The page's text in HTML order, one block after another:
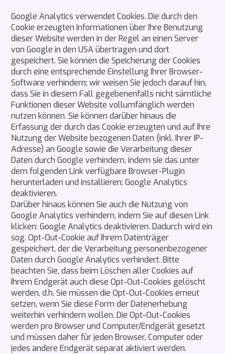
Google Analytics verwendet Cookies. Die durch den
Cookie erzeugten Informationen über Ihre Benutzung
dieser Website werden in der Regel an einen Server
von Google in den USA übertragen und dort
gespeichert. Sie können die Speicherung der Cookies
durch eine entsprechende Einstellung Ihrer Browser-
Software verhindern; wir weisen Sie jedoch darauf hin,
dass Sie in diesem Fall gegebenenfalls nicht sämtliche
Funktionen dieser Website vollumfänglich werden
nutzen können. Sie können darüber hinaus die
Erfassung der durch das Cookie erzeugten und auf Ihre
Nutzung der Website bezogenen Daten (inkl. Ihrer IP-
Adresse) an Google sowie die Verarbeitung dieser
Daten durch Google verhindern, indem sie das unter
dem folgenden Link verfügbare Browser-Plugin
herunterladen und installieren: Google Analytics
deaktivieren.
Darüber hinaus können Sie auch die Nutzung von
Google Analytics verhindern, indem Sie auf diesen Link
klicken: Google Analytics deaktivieren. Dadurch wird ein
sog. Opt-Out-Cookie auf Ihrem Datenträger
gespeichert, der die Verarbeitung personenbezogener
Daten durch Google Analytics verhindert. Bitte
beachten Sie, dass beim Löschen aller Cookies auf
Ihrem Endgerät auch diese Opt-Out-Cookies gelöscht
werden, d.h. Sie müssen die Opt-Out-Cookies erneut
setzen, wenn Sie diese Form der Datenerhebung
weiterhin verhindern wollen. Die Opt-Out-Cookies
werden pro Browser und Computer/Endgerät gesetzt
und müssen daher für jeden Browser, Computer oder
jedes andere Endgerät separat aktiviert werden.